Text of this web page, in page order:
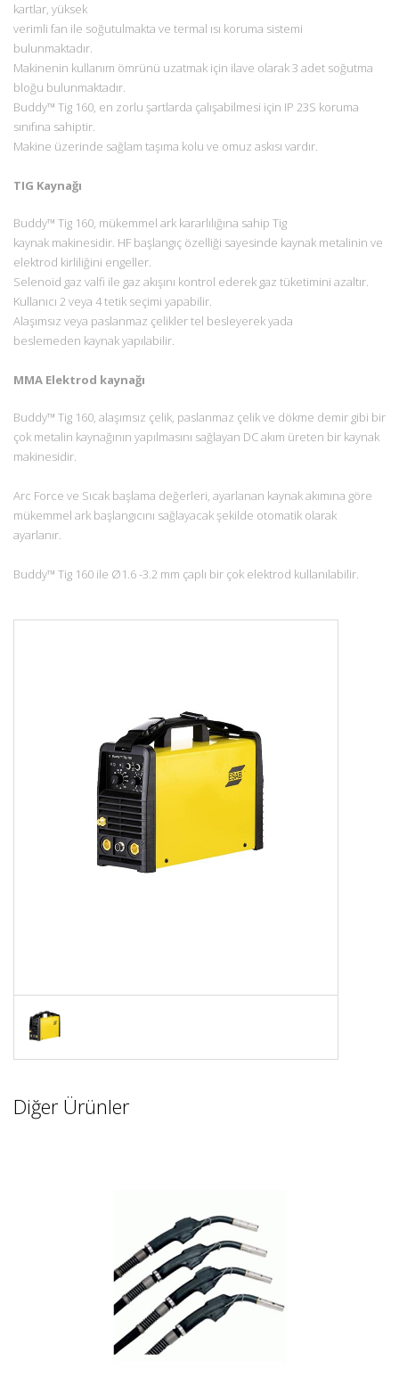
kartlar, yüksek
verimli fan ile soğutulmakta ve termal ısı koruma sistemi
bulunmaktadır.
Makinenin kullanım ömrünü uzatmak için ilave olarak 3 adet soğutma
bloğu bulunmaktadır.
Buddy™ Tig 160, en zorlu şartlarda çalışabilmesi için IP 23S koruma
sınıfına sahiptir.
Makine üzerinde sağlam taşıma kolu ve omuz askısı vardır.
TIG Kaynağı
Buddy™ Tig 160, mükemmel ark kararlılığına sahip Tig
kaynak makinesidir. HF başlangıç özelliği sayesinde kaynak metalinin ve
elektrod kirliliğini engeller.
Selenoid gaz valfi ile gaz akışını kontrol ederek gaz tüketimini azaltır.
Kullanıcı 2 veya 4 tetik seçimi yapabilir.
Alaşımsız veya paslanmaz çelikler tel besleyerek yada
beslemeden kaynak yapılabilir.
MMA Elektrod kaynağı
Buddy™ Tig 160, alaşımsız çelik, paslanmaz çelik ve dökme demir gibi bir
çok metalin kaynağının yapılmasını sağlayan DC akım üreten bir kaynak
makinesidir.
Arc Force ve Sıcak başlama değerleri, ayarlanan kaynak akımına göre
mükemmel ark başlangıcını sağlayacak şekilde otomatik olarak
ayarlanır.
Buddy™ Tig 160 ile Ø1.6 -3.2 mm çaplı bir çok elektrod kullanılabilir.
Diğer Ürünler